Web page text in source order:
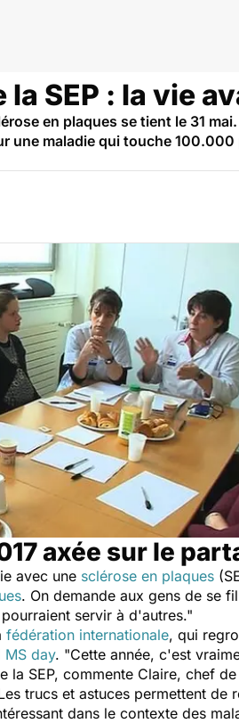
SEP : la vie
en plaques se tient le 31
une maladie qui touche
axée sur le
avec une sclérose en plaques
. On demande aux gens de se
servir à d'autres."
fédération internationale, qui
MS day. "Cette année, c'est
la SEP, commente Claire, chef
trucs et astuces permettent de
dans le contexte des